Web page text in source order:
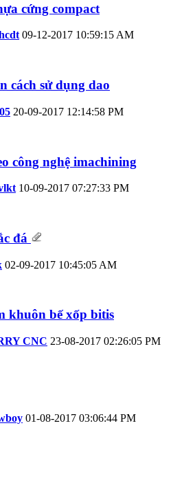
cứng compact
09-12-2017 10:59:15 AM
cách sử dụng dao
20-09-2017 12:14:58 PM
công nghệ imachining
10-09-2017 07:27:33 PM
đá
02-09-2017 10:45:05 AM
khuôn bế xốp bitis
CNC 23-08-2017 02:26:05 PM
01-08-2017 03:06:44 PM